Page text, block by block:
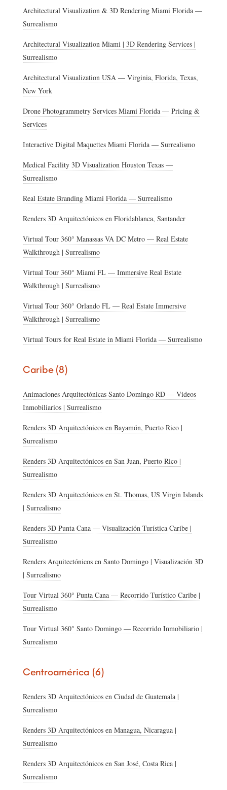
Architectural Visualization & 3D Rendering Miami Florida —
Surrealismo
Architectural Visualization Miami | 3D Rendering Services |
Surrealismo
Architectural Visualization USA — Virginia, Florida, Texas,
New York
Drone Photogrammetry Services Miami Florida — Pricing &
Services
Interactive Digital Maquettes Miami Florida — Surrealismo
Medical Facility 3D Visualization Houston Texas —
Surrealismo
Real Estate Branding Miami Florida — Surrealismo
Renders 3D Arquitectónicos en Floridablanca, Santander
Virtual Tour 360° Manassas VA DC Metro — Real Estate
Walkthrough | Surrealismo
Virtual Tour 360° Miami FL — Immersive Real Estate
Walkthrough | Surrealismo
Virtual Tour 360° Orlando FL — Real Estate Immersive
Walkthrough | Surrealismo
Virtual Tours for Real Estate in Miami Florida — Surrealismo
Caribe (8)
Animaciones Arquitectónicas Santo Domingo RD — Videos
Inmobiliarios | Surrealismo
Renders 3D Arquitectónicos en Bayamón, Puerto Rico |
Surrealismo
Renders 3D Arquitectónicos en San Juan, Puerto Rico |
Surrealismo
Renders 3D Arquitectónicos en St. Thomas, US Virgin Islands
| Surrealismo
Renders 3D Punta Cana — Visualización Turística Caribe |
Surrealismo
Renders Arquitectónicos en Santo Domingo | Visualización 3D
| Surrealismo
Tour Virtual 360° Punta Cana — Recorrido Turístico Caribe |
Surrealismo
Tour Virtual 360° Santo Domingo — Recorrido Inmobiliario |
Surrealismo
Centroamérica (6)
Renders 3D Arquitectónicos en Ciudad de Guatemala |
Surrealismo
Renders 3D Arquitectónicos en Managua, Nicaragua |
Surrealismo
Renders 3D Arquitectónicos en San José, Costa Rica |
Surrealismo